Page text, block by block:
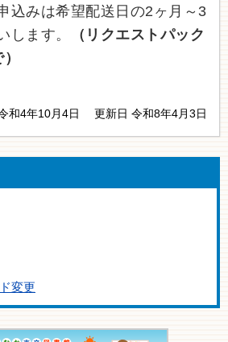
込みは希望配送日の2ヶ月～3
します。
（リクエストパック
和4年10月4日 更新日 令和8年4月3日
変更